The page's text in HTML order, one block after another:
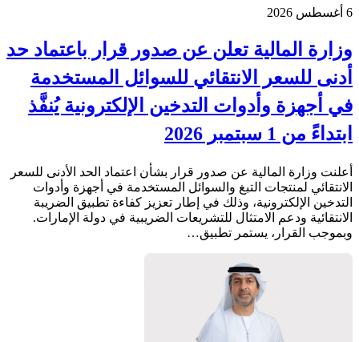
6 أغسطس 2026
وزارة المالية تعلن عن صدور قرار باعتماد حد
أدنى للسعر الانتقائي للسوائل المستخدمة
في أجهزة وأدوات التدخين الإلكترونية يُنفَّذ
ابتداءً من 1 سبتمبر 2026
أعلنت وزارة المالية عن صدور قرار بشأن اعتماد الحد الأدنى للسعر
الانتقائي لمنتجات التبغ والسوائل المستخدمة في أجهزة وأدوات
التدخين الإلكترونية، وذلك في إطار تعزيز كفاءة تطبيق الضريبة
الانتقائية ودعم الامتثال للتشريعات الضريبية في دولة الإمارات.
وبموجب القرار، يستمر تطبيق…